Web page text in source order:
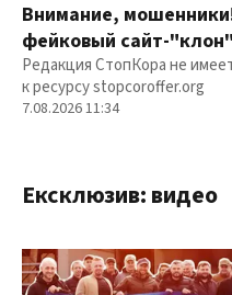
Внимание,
фейковый сайт-
Редакция СтопКора не
к ресурсу stopcoroffer.org
7.08.2026 11:34
Ексклюзив: видео